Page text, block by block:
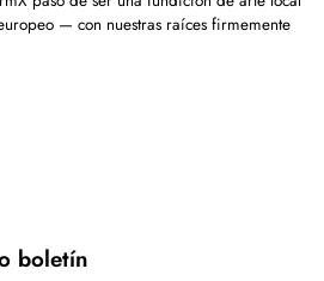
— con nuestras raíces firmemente
boletín